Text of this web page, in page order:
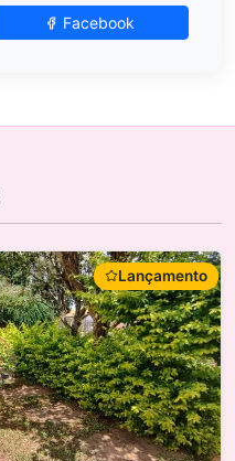
Facebook
Lançamento